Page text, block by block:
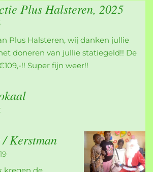
Plus Halsteren, 2025
Plus Halsteren, wij danken jullie
doneren van jullie statiegeld!! De
!! Super fijn weer!!
Kerstman